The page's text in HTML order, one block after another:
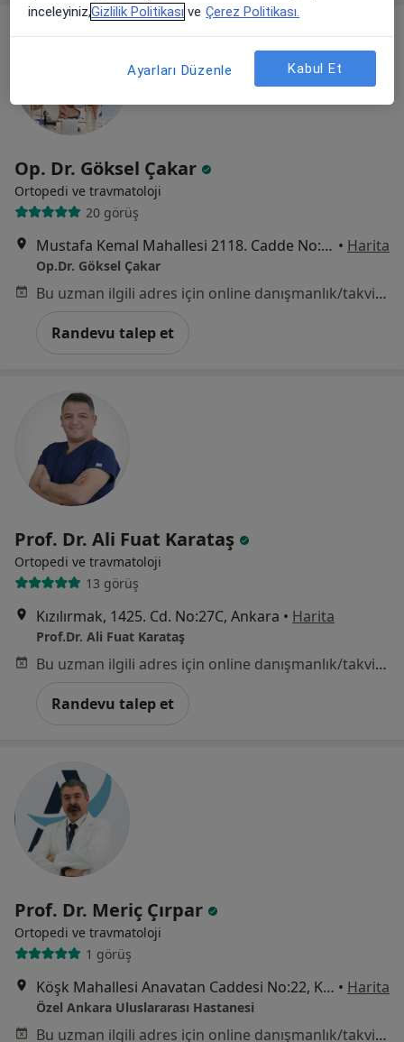
Op. Dr. Göksel Çakar
Ortopedi ve travmatoloji
20 görüş
Mustafa Kemal Mahallesi 2118. Cadde No:4/B Maidan B Blok No:74, Ankara • Harita
Op.Dr. Göksel Çakar
Bu uzman ilgili adres için online danışmanlık/takvim sunmuyor.
Randevu talep et
Prof. Dr. Ali Fuat Karataş
Ortopedi ve travmatoloji
13 görüş
Kızılırmak, 1425. Cd. No:27C, Ankara • Harita
Prof.Dr. Ali Fuat Karataş
Bu uzman ilgili adres için online danışmanlık/takvim sunmuyor.
Randevu talep et
Prof. Dr. Meriç Çırpar
Ortopedi ve travmatoloji
1 görüş
Köşk Mahallesi Anavatan Caddesi No:22, Keçiören • Harita
Özel Ankara Uluslararası Hastanesi
Bu uzman ilgili adres için online danışmanlık/takvim sunmuyor.
inceleyiniz,Gizlilik Politikası ve Çerez Politikası.
Ayarları Düzenle Kabul Et